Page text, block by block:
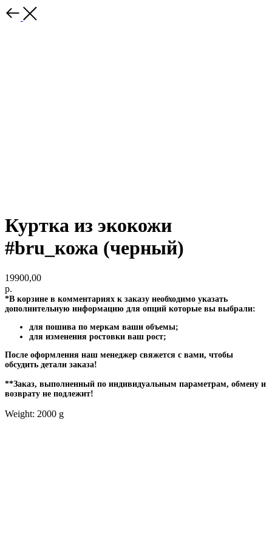
Куртка из экокожи
#bru_кожа (черный)
19900,00
р.
*В корзине в комментариях к заказу необходимо указать
дополнительную информацию для опций которые вы выбрали:
для пошива по меркам ваши объемы;
для изменения ростовки ваш рост;
После оформления наш менеджер свяжется с вами, чтобы
обсудить детали заказа!
**Заказ, выполненный по индивидуальным параметрам, обмену и
возврату не подлежит!
Weight: 2000 g